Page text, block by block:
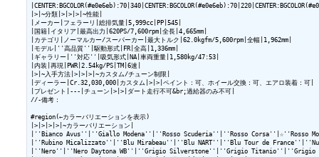
|>|~分類|>|>|>|~性能|
|メーカー|フェラーリ|総排気量|5,999cc|PP|545|
|国籍|イタリア|最高出力|620PS/7,600rpm|全長|4,665mm|
|カテゴリ|ノーマルカー/スーパーカー|最大トルク|62.0kgfm/5,600rpm|全幅|1,962mm|
|モデル|''高品質''|駆動形式|FR|全高|1,336mm|
|ギャラリー|''対応''|吸気形式|NA|車両重量|1,580kg/47:53|
|内装|再現|PWR|2.54kg/PS|TM|6速|
|>|~入手方法|>|>|>|~カスタム/チューン制限|
|ディーラー|Cr.32,030,000|カスタム|>|>|ペイント：可、ホイール交換：可、エアロ装着：可|
|プレゼント|---|チューン|>|>|ダート走行不可&br;過給器のみ不可|
//-備考：
#region(←カラーバリエーションを表示)
|>|>|>|>|~カラーバリエーション|
|''Bianco Avus''|''Giallo Modena''|''Rosso Scuderia''|''Rosso Corsa''|☆''Rosso
|''Rubino Micalizzato''|''Blu Mirabeau''|''Blu NART''|''Blu Tour de
|''Nero''|''Nero Daytona WB''|''Grigio Silverstone''|''Grigio